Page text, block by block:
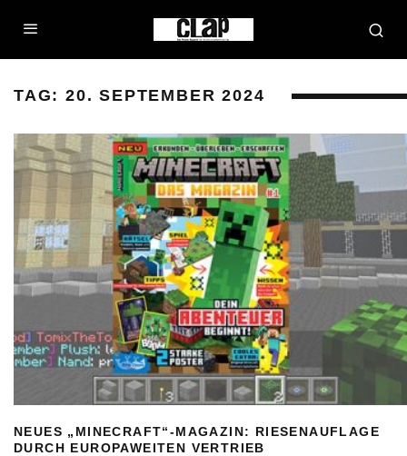
TAG: 20. SEPTEMBER 2024
NEUES „MINECRAFT“-MAGAZIN: RIESENAUFLAGE
DURCH EUROPAWEITEN VERTRIEB